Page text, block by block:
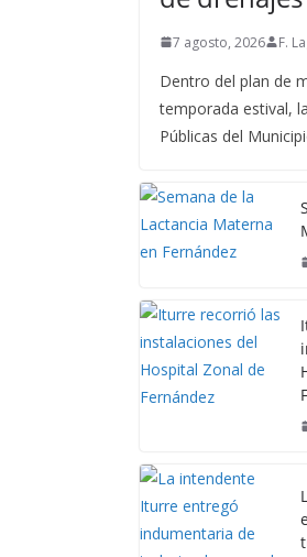
7 agosto, 2026 F.
Dentro del plan de
temporada estival,
Públicas del